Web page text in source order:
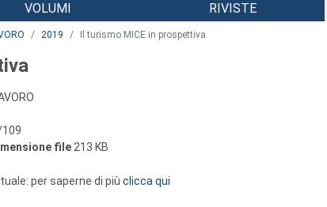
VOLUMI RIVISTE
2019 Il turismo MICE in prospettiva
file 213 KB
per saperne di più clicca qui